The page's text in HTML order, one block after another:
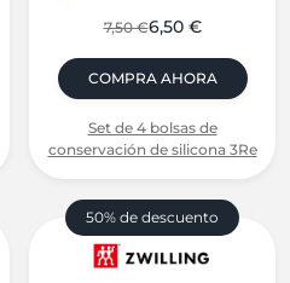
7,50 €6,50 €
COMPRA AHORA
Set de 4 bolsas de
conservación de silicona 3Re
50% de descuento